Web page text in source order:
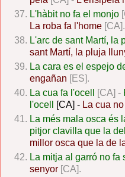
L'hàbit no fa el monjo
La roba fa l'home [CA].
L'arc de sant Martí, la
sant Martí, la pluja
La cara es el espejo
engañan [ES].
La cua fa l'ocell
[CA] -
l'ocell
[CA] - La cua no
La més mala osca és
pitjor clavilla que la
millor osca que la de
La mitja al garró no fa
senyor [CA].